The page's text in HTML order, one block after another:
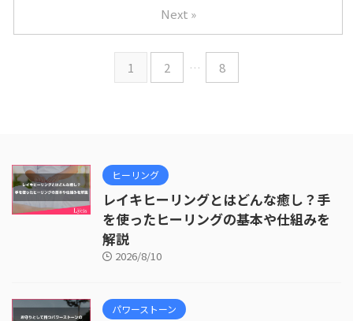
1 2 … 8
Next »
ヒーリング
レイキヒーリングとはどんな癒し？手
を使ったヒーリングの基本や仕組みを
解説
2026/8/10
パワーストーン